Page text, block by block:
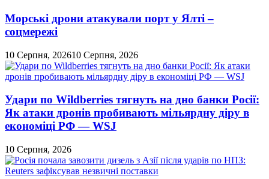
Морські дрони атакували порт у Ялті –
соцмережі
10 Серпня, 202610 Серпня, 2026
Удари по Wildberries тягнуть на дно банки Росії:
Як атаки дронів пробивають мільярдну діру в
економіці РФ — WSJ
10 Серпня, 2026